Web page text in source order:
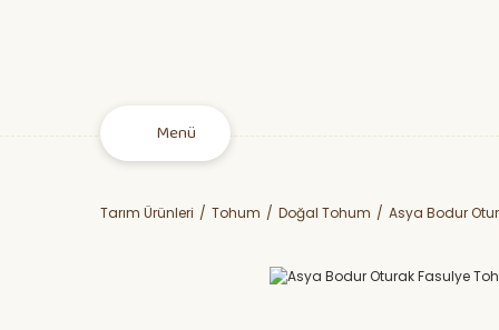
Menü
Tarım Ürünleri Tohum Doğal Tohum Asya Bodur